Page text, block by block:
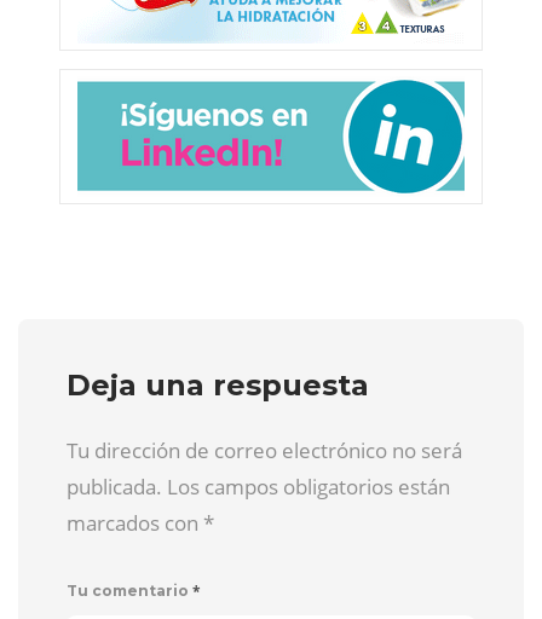
Deja una respuesta
Tu dirección de correo electrónico no será
publicada. Los campos obligatorios están
marcados con *
Tu comentario *